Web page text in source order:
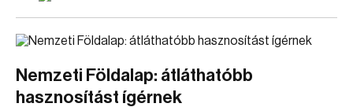
Nemzeti Földalap: átláthatóbb
hasznosítást ígérnek